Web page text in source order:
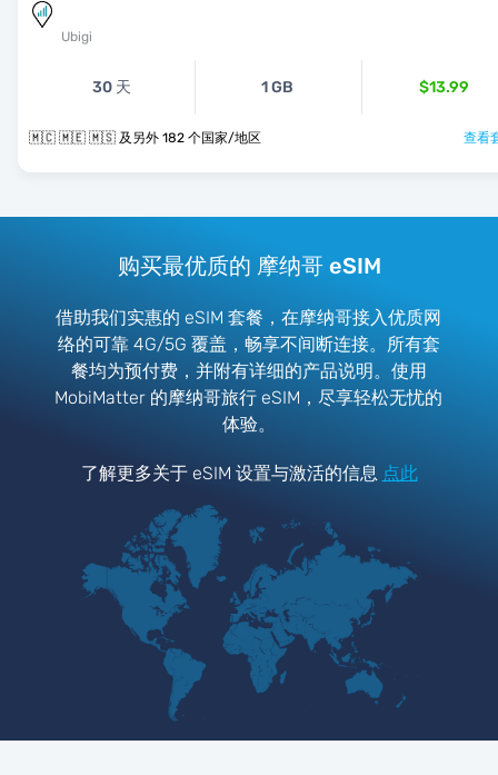
Ubigi
30 天 1 GB $13.99
🇲🇨 🇲🇪 🇲🇸 及另外 182 个国家/地区 查看
购买最优质的 摩纳哥 eSIM
借助我们实惠的 eSIM 套餐，在摩纳哥接入优质网
络的可靠 4G/5G 覆盖，畅享不间断连接。所有套
餐均为预付费，并附有详细的产品说明。使用
MobiMatter 的摩纳哥旅行 eSIM，尽享轻松无忧的
体验。
了解更多关于 eSIM 设置与激活的信息 点此